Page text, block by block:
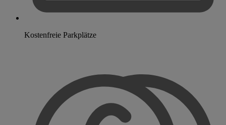
Kostenfreie Parkplätze